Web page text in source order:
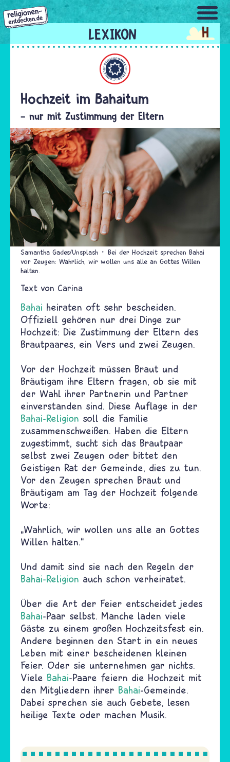
Direkt
zum
Inhalt
H
Hochzeit im Bahaitum
- nur mit Zustimmung der Eltern
Samantha Gades/Unsplash
Bei der Hochzeit sprechen Bahai
vor Zeugen: Wahrlich, wir wollen uns alle an Gottes Willen
halten.
Text von Carina
Bahai heiraten oft sehr bescheiden.
Offiziell gehören nur drei Dinge zur
Hochzeit: Die Zustimmung der Eltern des
Brautpaares, ein Vers und zwei Zeugen.
Vor der Hochzeit müssen Braut und
Bräutigam ihre Eltern fragen, ob sie mit
der Wahl ihrer Partnerin und Partner
einverstanden sind. Diese Auflage in der
Bahai-Religion soll die Familie
zusammenschweißen. Haben die Eltern
zugestimmt, sucht sich das Brautpaar
selbst zwei Zeugen oder bittet den
Geistigen Rat der Gemeinde, dies zu tun.
Vor den Zeugen sprechen Braut und
Bräutigam am Tag der Hochzeit folgende
Worte:
„Wahrlich, wir wollen uns alle an Gottes
Willen halten.“
Und damit sind sie nach den Regeln der
Bahai-Religion auch schon verheiratet.
Über die Art der Feier entscheidet jedes
Bahai-Paar selbst. Manche laden viele
Gäste zu einem großen Hochzeitsfest ein.
Andere beginnen den Start in ein neues
Leben mit einer bescheidenen kleinen
Feier. Oder sie unternehmen gar nichts.
Viele Bahai-Paare feiern die Hochzeit mit
den Mitgliedern ihrer Bahai-Gemeinde.
Dabei sprechen sie auch Gebete, lesen
heilige Texte oder machen Musik.